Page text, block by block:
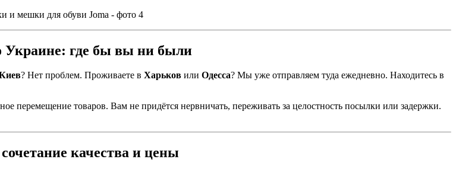
Украине: где бы вы ни были
? Нет проблем. Проживаете в Харьков или Одесса? Мы уже отправляем туда ежедневно. Находитесь в
перемещение товаров. Вам не придётся нервничать, переживать за целостность посылки или задержки.
качества и цены